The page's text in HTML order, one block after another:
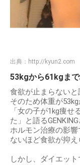
出典： http://kyun2.com
53kgから61kgまで
食欲が止まらないと
そのため体重が
「女の子が1kg痩
た」と語るGENKING
ホルモン治療の影
ないほど食欲が抑え
しかし、ダイエッ